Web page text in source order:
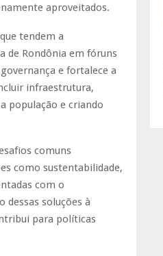
aproveitados.
tendem a
de Rondônia em fóruns
e fortalece a
infraestrutura,
população e criando
comuns
como sustentabilidade,
com o
soluções à
para políticas